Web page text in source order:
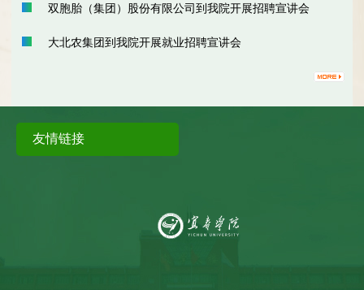
双胞胎（集团）股份有限公司到我院开展招聘宣讲会
大北农集团到我院开展就业招聘宣讲会
友情链接